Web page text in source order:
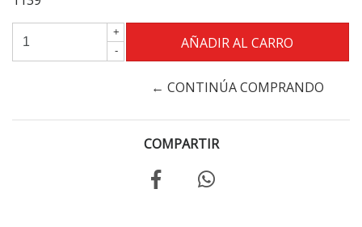
+
-
← CONTINÚA COMPRANDO
COMPARTIR